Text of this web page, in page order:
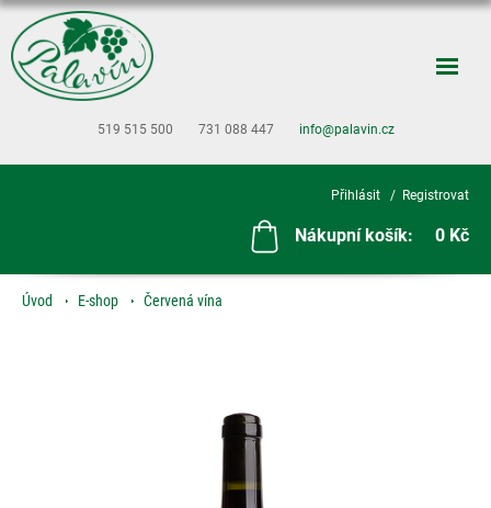
519 515 500 731 088 447 info@palavin.cz
Přihlásit Registrovat
Nákupní košík: 0 Kč
Úvod E-shop Červená vína